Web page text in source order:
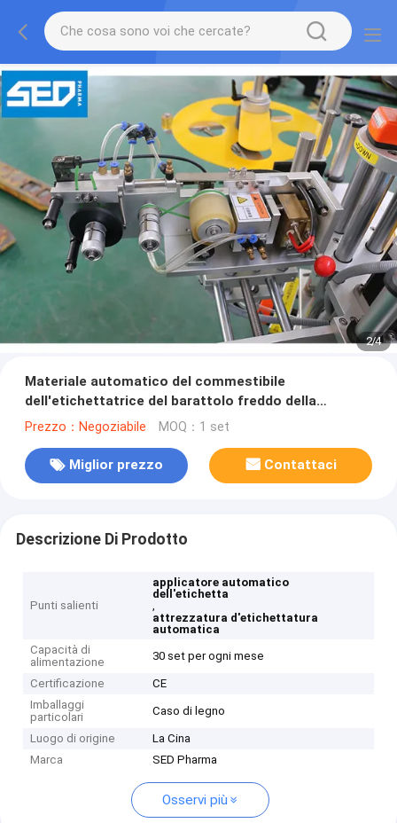
2/4
Materiale automatico del commestibile
dell'etichettatrice del barattolo freddo della
bevanda del gelato fatto
Prezzo：Negoziabile MOQ：1 set
Miglior prezzo Contattaci
Descrizione Di Prodotto
Punti salienti
applicatore automatico
dell'etichetta
,
attrezzatura d'etichettatura
automatica
Capacità di
alimentazione
30 set per ogni mese
Certificazione
CE
Imballaggi
particolari
Caso di legno
Luogo di origine
La Cina
Marca
SED Pharma
Osservi più